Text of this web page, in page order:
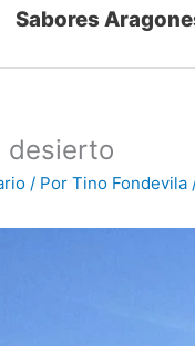
Sabores
desierto
/ Por Tino Fondevila